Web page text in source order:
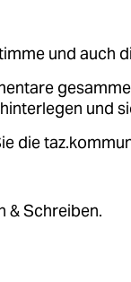
und auch
und
die
& Schreiben.